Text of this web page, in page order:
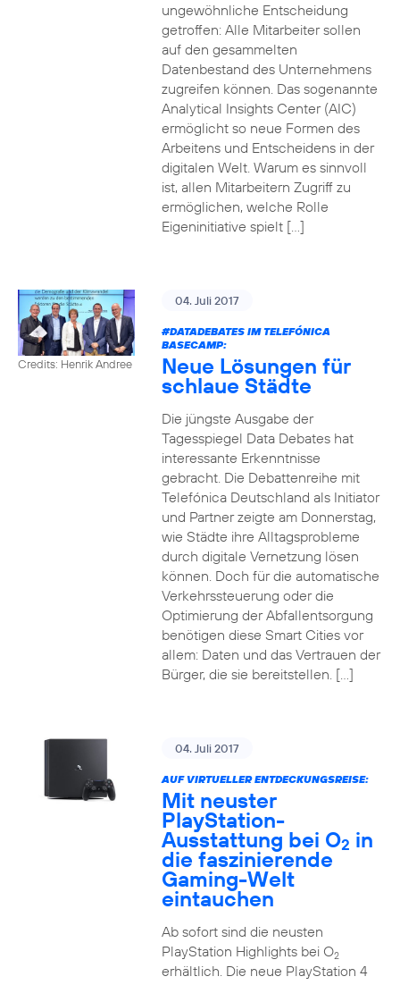
ungewöhnliche Entscheidung
getroffen: Alle Mitarbeiter sollen
auf den gesammelten
Datenbestand des Unternehmens
zugreifen können. Das sogenannte
Analytical Insights Center (AIC)
ermöglicht so neue Formen des
Arbeitens und Entscheidens in der
digitalen Welt. Warum es sinnvoll
ist, allen Mitarbeitern Zugriff zu
ermöglichen, welche Rolle
Eigeninitiative spielt […]
Credits: Henrik Andree
04. Juli 2017
#DATADEBATESIM TELEFÓNICA
BASECAMP:
Neue Lösungen für
schlaue Städte
Die jüngste Ausgabe der
Tagesspiegel Data Debates hat
interessante Erkenntnisse
gebracht. Die Debattenreihe mit
Telefónica Deutschland als Initiator
und Partner zeigte am Donnerstag,
wie Städte ihre Alltagsprobleme
durch digitale Vernetzung lösen
können. Doch für die automatische
Verkehrssteuerung oder die
Optimierung der Abfallentsorgung
benötigen diese Smart Cities vor
allem: Daten und das Vertrauen der
Bürger, die sie bereitstellen. […]
04. Juli 2017
AUF VIRTUELLER ENTDECKUNGSREISE:
Mit neuster
PlayStation-
Ausstattung bei O2 in
die faszinierende
Gaming-Welt
eintauchen
Ab sofort sind die neusten
PlayStation Highlights bei O2
erhältlich. Die neue PlayStation 4